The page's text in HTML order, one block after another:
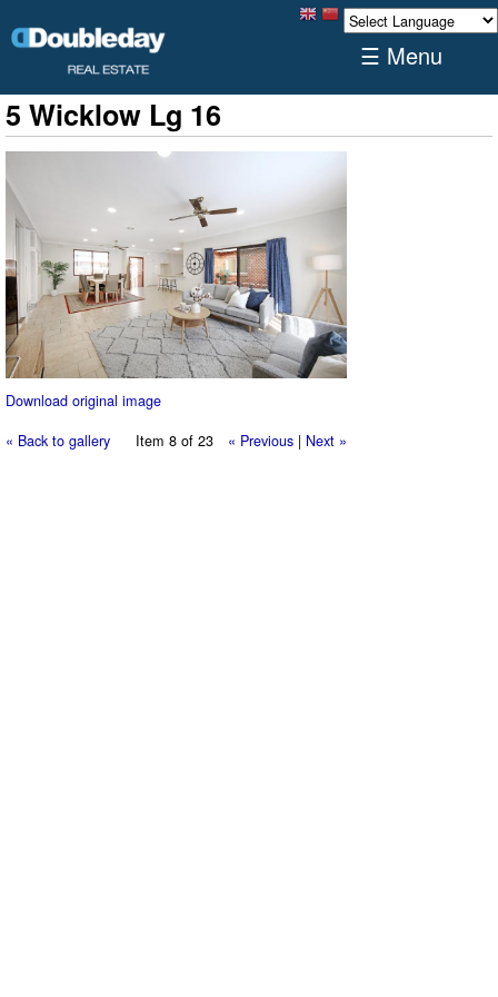
☰ Menu
5 Wicklow Lg 16
Download original image
« Back to gallery
Item 8 of 23 « Previous| Next »